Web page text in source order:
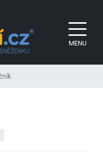
MENU